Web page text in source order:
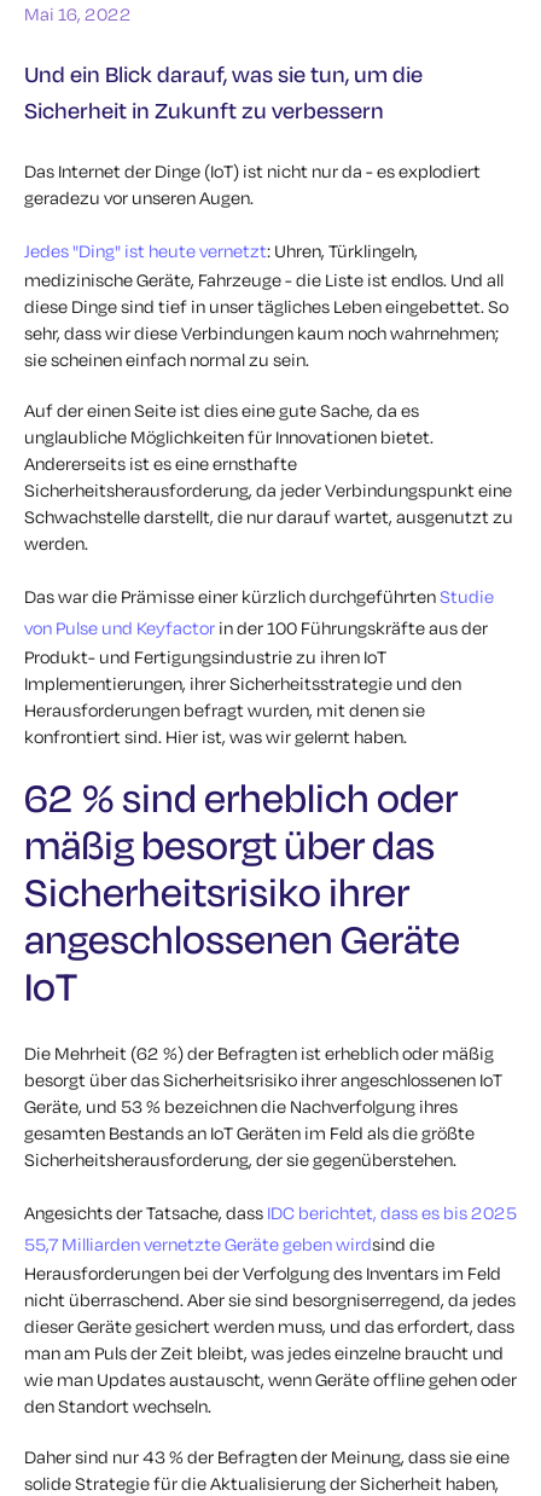
Mai 16, 2022
Und ein Blick darauf, was sie tun, um die
Sicherheit in Zukunft zu verbessern
Das Internet der Dinge (IoT) ist nicht nur da - es explodiert
geradezu vor unseren Augen.
Jedes "Ding" ist heute vernetzt: Uhren, Türklingeln,
medizinische Geräte, Fahrzeuge - die Liste ist endlos. Und all
diese Dinge sind tief in unser tägliches Leben eingebettet. So
sehr, dass wir diese Verbindungen kaum noch wahrnehmen;
sie scheinen einfach normal zu sein.
Auf der einen Seite ist dies eine gute Sache, da es
unglaubliche Möglichkeiten für Innovationen bietet.
Andererseits ist es eine ernsthafte
Sicherheitsherausforderung, da jeder Verbindungspunkt eine
Schwachstelle darstellt, die nur darauf wartet, ausgenutzt zu
werden.
Das war die Prämisse einer kürzlich durchgeführtenStudie
von Pulse und Keyfactor in der 100 Führungskräfte aus der
Produkt- und Fertigungsindustrie zu ihren IoT
Implementierungen, ihrer Sicherheitsstrategie und den
Herausforderungen befragt wurden, mit denen sie
konfrontiert sind. Hier ist, was wir gelernt haben.
62 % sind erheblich oder
mäßig besorgt über das
Sicherheitsrisiko ihrer
angeschlossenen Geräte
IoT
Die Mehrheit (62 %) der Befragten ist erheblich oder mäßig
besorgt über das Sicherheitsrisiko ihrer angeschlossenen IoT
Geräte, und 53 % bezeichnen die Nachverfolgung ihres
gesamten Bestands an IoT Geräten im Feld als die größte
Sicherheitsherausforderung, der sie gegenüberstehen.
Angesichts der Tatsache, dass IDC berichtet, dass es bis 2025
55,7 Milliarden vernetzte Geräte geben wirdsind die
Herausforderungen bei der Verfolgung des Inventars im Feld
nicht überraschend. Aber sie sind besorgniserregend, da jedes
dieser Geräte gesichert werden muss, und das erfordert, dass
man am Puls der Zeit bleibt, was jedes einzelne braucht und
wie man Updates austauscht, wenn Geräte offline gehen oder
den Standort wechseln.
Daher sind nur 43 % der Befragten der Meinung, dass sie eine
solide Strategie für die Aktualisierung der Sicherheit haben,